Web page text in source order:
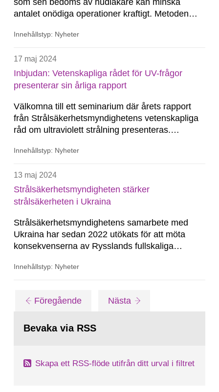
som sen bedöms av hudläkare kan minska
antalet onödiga operationer kraftigt. Metoden
hudcancer blivit mer än tio gånger så effektiv, det
årliga rapport.
Innehållstyp: Nyheter
17 maj 2024
Inbjudan: Vetenskapliga rådet för UV-frågor
presenterar sin årliga rapport
Välkomna till ett seminarium där årets rapport
från Strålsäkerhetsmyndighetens vetenskapliga
råd om ultraviolett strålning presenteras.
vårt huvudkontor i Solna.
Innehållstyp: Nyheter
13 maj 2024
Strålsäkerhetsmyndigheten stärker
strålsäkerheten i Ukraina
Strålsäkerhetsmyndighetens samarbete med
Ukraina har sedan 2022 utökats för att möta
konsekvenserna av Rysslands fullskaliga
form av utrustning och syftet är att stärka
lämnats till regeringen.
Innehållstyp: Nyheter
Föregåendesida Nästa sida
Bevaka via RSS
Skapa ett RSS-flöde utifrån ditt urval i filtret